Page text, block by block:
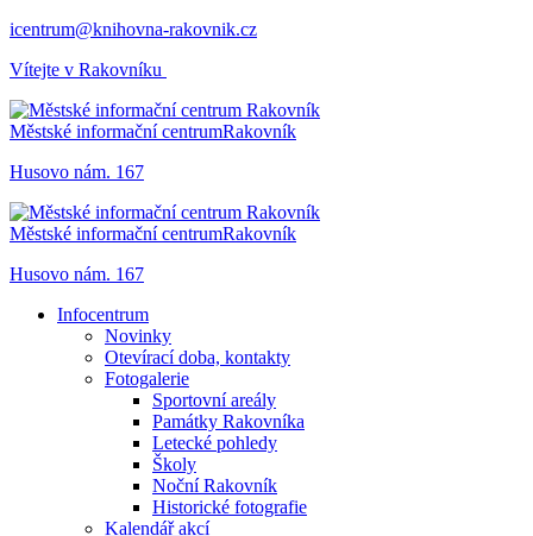
icentrum@knihovna-rakovnik.cz
Vítejte v Rakovníku
Městské informační centrumRakovník
Husovo nám. 167
Městské informační centrumRakovník
Husovo nám. 167
Infocentrum
Novinky
Otevírací doba, kontakty
Fotogalerie
Sportovní areály
Památky Rakovníka
Letecké pohledy
Školy
Noční Rakovník
Historické fotografie
Kalendář akcí